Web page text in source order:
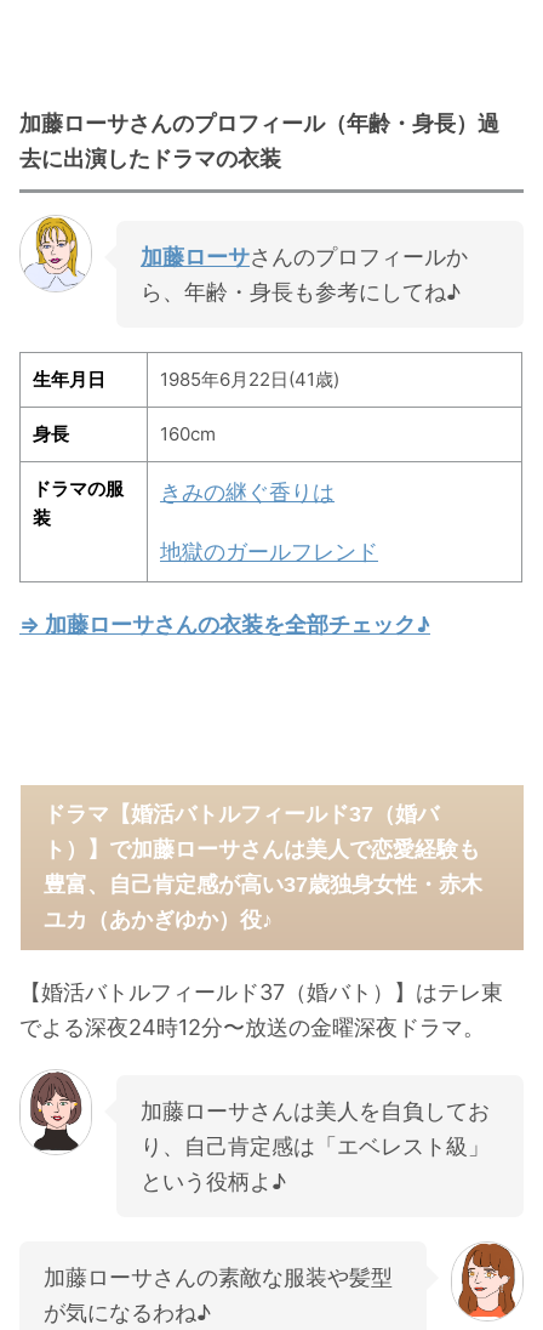
加藤ローサさんのプロフィール（年齢・身長）過
去に出演したドラマの衣装
加藤ローサさんのプロフィールか
ら、年齢・身長も参考にしてね♪
生年月日 1985年6月22日(41歳)
身長 160cm
ドラマの服
装
きみの継ぐ香りは
地獄のガールフレンド
⇒ 加藤ローサさんの衣装を全部チェック♪
ドラマ【婚活バトルフィールド37（婚バ
ト）】で加藤ローサさんは美人で恋愛経験も
豊富、自己肯定感が高い37歳独身女性・赤木
ユカ（あかぎゆか）役♪
【婚活バトルフィールド37（婚バト）】はテレ東
でよる深夜24時12分〜放送の金曜深夜ドラマ。
加藤ローサさんは美人を自負してお
り、自己肯定感は「エベレスト級」
という役柄よ♪
加藤ローサさんの素敵な服装や髪型
が気になるわね♪